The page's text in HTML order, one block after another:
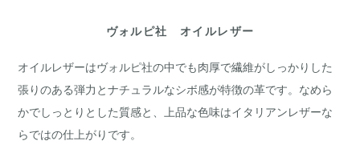
ヴォルピ社 オイルレザー
オイルレザーはヴォルピ社の中でも肉厚で繊維がしっかりした
張りのある弾力とナチュラルなシボ感が特徴の革です。なめら
かでしっとりとした質感と、上品な色味はイタリアンレザーな
らではの仕上がりです。